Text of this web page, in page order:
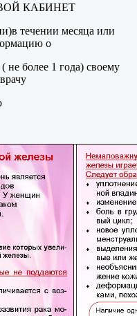
КАБИНЕТ
течении месяца или
о
не более 1 года) своему